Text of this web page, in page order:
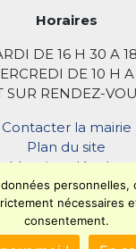
Horaires
DE 16 H 30 A
DE 10 H A
SUR RENDEZ-
Contacter la mairie
Plan du site
Mentions légales
Confidentialité
(en
un site
personnelles,
nécessaires
consentement.